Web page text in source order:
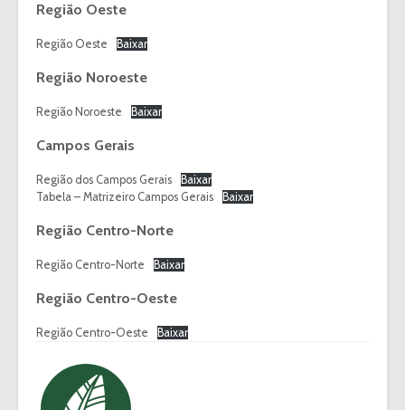
Região Oeste
Região Oeste Baixar
Região Noroeste
Região Noroeste Baixar
Campos Gerais
Região dos Campos Gerais
Baixar
Tabela – Matrizeiro Campos Gerais
Baixar
Região Centro-Norte
Região Centro-Norte Baixar
Região Centro-Oeste
Região Centro-Oeste Baixar